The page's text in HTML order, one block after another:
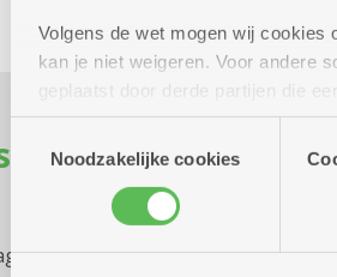
Volgens de wet mogen wij
kan je niet weigeren. Voor andere
geplaatst door derde partijen die
(geanonimiseerd) gebruik van
Noodzakelijke cookies
6 oktober 202612.00 uur tot 14.00